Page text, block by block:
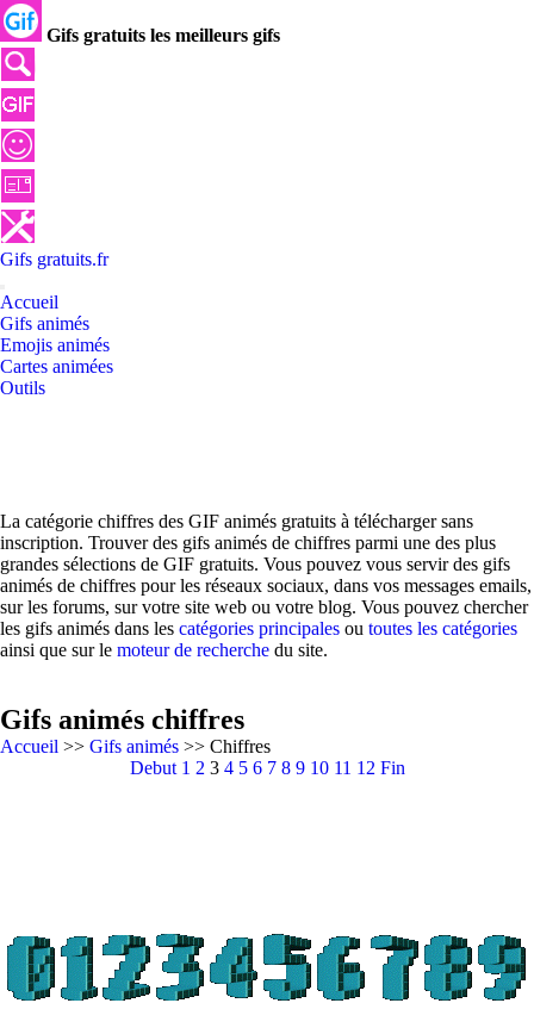
Gifs gratuits les meilleurs gifs
Gifs gratuits.fr
Accueil
Gifs animés
Emojis animés
Cartes animées
Outils
La catégorie chiffres des GIF animés gratuits à télécharger sans
inscription. Trouver des gifs animés de chiffres parmi une des plus
grandes sélections de GIF gratuits. Vous pouvez vous servir des gifs
animés de chiffres pour les réseaux sociaux, dans vos messages emails,
sur les forums, sur votre site web ou votre blog. Vous pouvez chercher
les gifs animés dans les catégories principales ou toutes les catégories
ainsi que sur le moteur de recherche du site.
Gifs animés chiffres
Accueil >> Gifs animés >> Chiffres
Debut 1 2 3 4 5 6 7 8 9 10 11 12 Fin